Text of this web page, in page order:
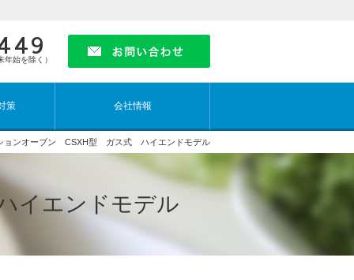
始を除く）
策 会社情報
ョンオーブン CSXH型 ガス式 ハイエンドモデル
イエンドモデル